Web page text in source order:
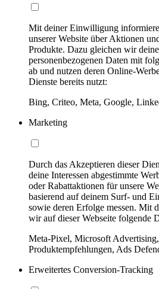
Mit deiner Einwilligung
unserer Website über Aktionen
Produkte. Dazu gleichen wir
personenbezogenen Daten mit
ab und nutzen deren Online-
Dienste bereits nutzt:
Bing, Criteo, Meta, Google,
Marketing
Durch das Akzeptieren dieser
deine Interessen abgestimmte
oder Rabattaktionen für unsere
basierend auf deinem Surf- und
sowie deren Erfolge messen. Mit
wir auf dieser Webseite folgende
Meta-Pixel, Microsoft
Produktempfehlungen, Ads
Erweitertes Conversion-Tracking